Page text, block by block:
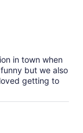
in town when
but we also
getting to